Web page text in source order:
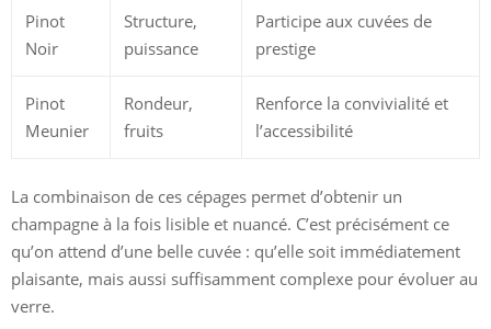
Pinot
Noir
Structure,
puissance
Participe aux cuvées de
prestige
Pinot
Meunier
Rondeur,
fruits
Renforce la convivialité et
l’accessibilité
La combinaison de ces cépages permet d’obtenir un
champagne à la fois lisible et nuancé. C’est précisément ce
qu’on attend d’une belle cuvée : qu’elle soit immédiatement
plaisante, mais aussi suffisamment complexe pour évoluer au
verre.